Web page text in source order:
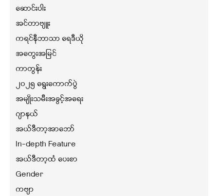
ဆောင်းပါး
အင်တာဗျူး
ကရင်နီဘာသာ ရေဒီယို
အတွေးအမြင်
ကာတွန်း
၂၀၂၅ ရွေးကောက်ပွဲ
အမျိုးသမီးအခွင့်အရေး
ဂျာနယ်
အယ်ဒီတာ့အာဘော်
In-depth Feature
အယ်ဒီတာ့ထံ ပေးစာ
Gender
ကဗျာ